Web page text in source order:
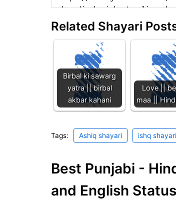
Related Shayari
Birbal ki sawarg
yatra || birbal
akbar kahani
Love ||
maa ||
Tags: Ashiq shayari ishq shayari
Best Punjabi -
and English Status